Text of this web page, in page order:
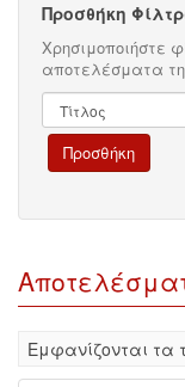
Προσθήκη
Χρησιμοποιήστε
αποτελέσματα
Eμφανίζονται τα